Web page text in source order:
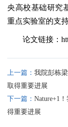
央高校基础研究
重点实验室的支持
论文链接：
上一篇： 我院彭栋
取得重要进展
下一篇： Nature+1
得重要进展